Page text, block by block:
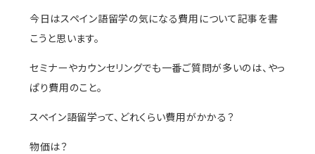
今日はスペイン語留学の気になる費用について記事を書
こうと思います。
セミナーやカウンセリングでも一番ご質問が多いのは、やっ
ぱり費用のこと。
スペイン語留学って、どれくらい費用がかかる？
物価は？